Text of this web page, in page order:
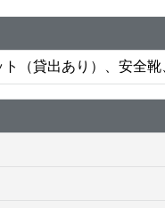
（貸出あり）、安全